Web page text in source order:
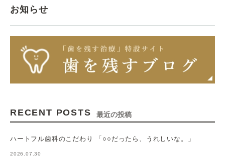
お知らせ
RECENT POSTS 最近の投稿
ハートフル歯科のこだわり 「○○だったら、うれしいな。」
2026.07.30